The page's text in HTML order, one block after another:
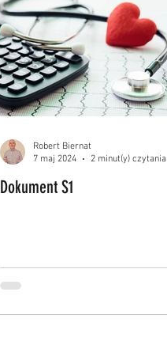
Dokument S1
Robert Biernat
7 maj 2024
2 minut(y) czytania